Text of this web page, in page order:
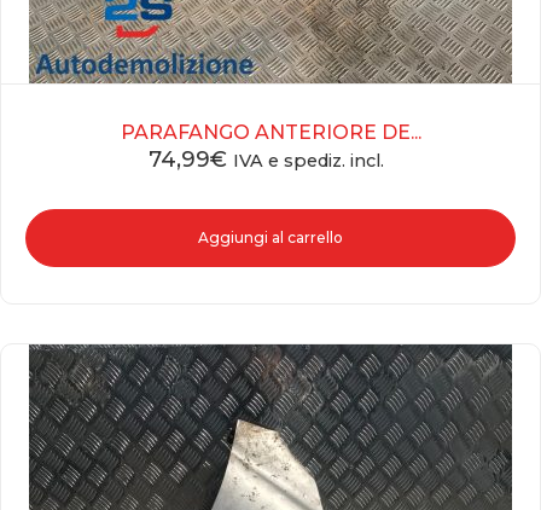
PARAFANGO ANTERIORE DE...
74,99€ IVA e spediz. incl.
Aggiungi al carrello